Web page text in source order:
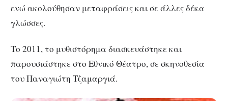
ενώ ακολούθησαν μεταφράσεις και σε άλλες δέκα
γλώσσες.
Το 2011, το μυθιστόρημα διασκευάστηκε και
παρουσιάστηκε στο Εθνικό Θέατρο, σε σκηνοθεσία
του Παναγιώτη Τζαμαργιά.